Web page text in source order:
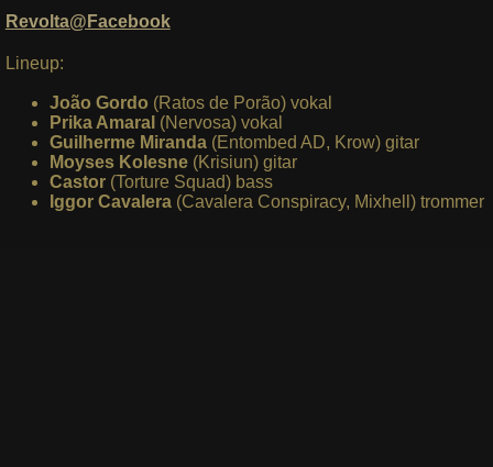
Revolta@Facebook
Lineup:
João Gordo (Ratos de Porão) vokal
Prika Amaral (Nervosa) vokal
Guilherme Miranda(Entombed AD, Krow) gitar
Moyses Kolesne (Krisiun) gitar
Castor (Torture Squad) bass
Iggor Cavalera(Cavalera Conspiracy, Mixhell) trommer